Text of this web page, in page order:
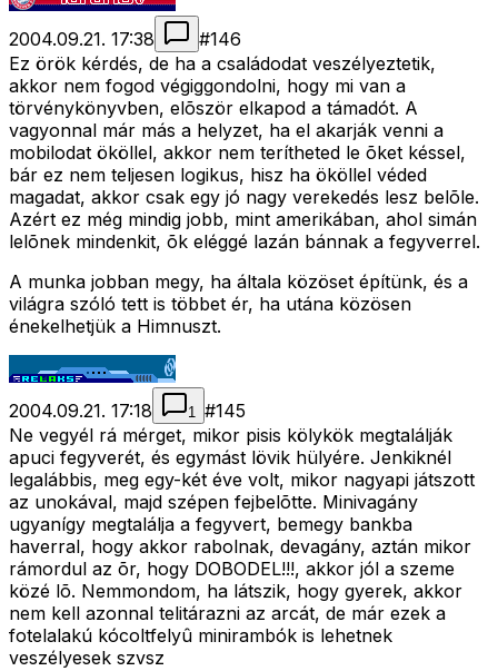
2004.09.21. 17:38 #146
Ez örök kérdés, de ha a családodat veszélyeztetik,
akkor nem fogod végiggondolni, hogy mi van a
törvénykönyvben, elõször elkapod a támadót. A
vagyonnal már más a helyzet, ha el akarják venni a
mobilodat ököllel, akkor nem terítheted le õket késsel,
bár ez nem teljesen logikus, hisz ha ököllel véded
magadat, akkor csak egy jó nagy verekedés lesz belõle.
Azért ez még mindig jobb, mint amerikában, ahol simán
lelõnek mindenkit, õk eléggé lazán bánnak a fegyverrel.
A munka jobban megy, ha általa közöset építünk, és a
világra szóló tett is többet ér, ha utána közösen
énekelhetjük a Himnuszt.
2004.09.21. 17:18 1 #145
Ne vegyél rá mérget, mikor pisis kölykök megtalálják
apuci fegyverét, és egymást lövik hülyére. Jenkiknél
legalábbis, meg egy-két éve volt, mikor nagyapi játszott
az unokával, majd szépen fejbelõtte. Minivagány
ugyanígy megtalálja a fegyvert, bemegy bankba
haverral, hogy akkor rabolnak, devagány, aztán mikor
rámordul az õr, hogy DOBODEL!!!, akkor jól a szeme
közé lõ. Nemmondom, ha látszik, hogy gyerek, akkor
nem kell azonnal telitárazni az arcát, de már ezek a
fotelalakú kócoltfelyû minirambók is lehetnek
veszélyesek szvsz